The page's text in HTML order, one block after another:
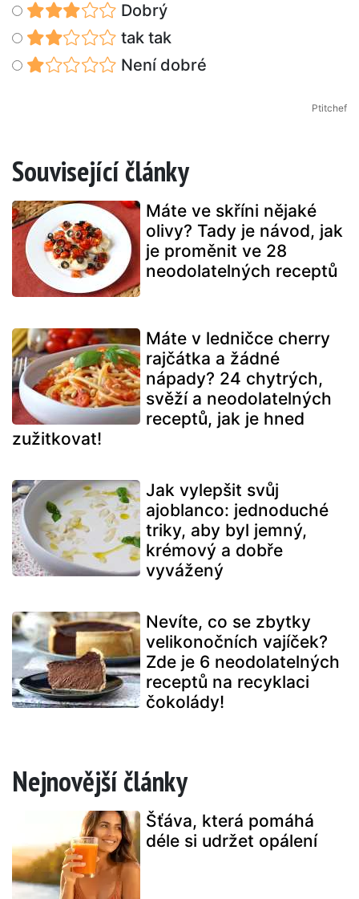
Dobrý
tak tak
Není dobré
Ptitchef
Související články
Máte ve skříni nějaké
olivy? Tady je návod, jak
je proměnit ve 28
neodolatelných receptů
Máte v ledničce cherry
rajčátka a žádné
nápady? 24 chytrých,
svěží a neodolatelných
receptů, jak je hned
zužitkovat!
Jak vylepšit svůj
ajoblanco: jednoduché
triky, aby byl jemný,
krémový a dobře
vyvážený
Nevíte, co se zbytky
velikonočních vajíček?
Zde je 6 neodolatelných
receptů na recyklaci
čokolády!
Nejnovější články
Šťáva, která pomáhá
déle si udržet opálení